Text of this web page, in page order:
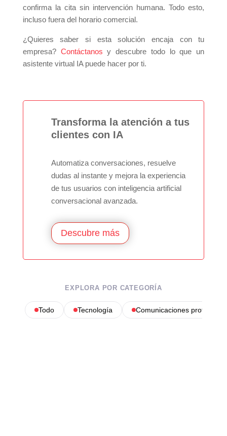
confirma la cita sin intervención humana. Todo esto,
incluso fuera del horario comercial.
¿Quieres saber si esta solución encaja con tu
empresa?Contáctanos y descubre todo lo que un
asistente virtual IA puede hacer por ti.
Transforma la atención a tus
clientes con IA
Automatiza conversaciones, resuelve
dudas al instante y mejora la experiencia
de tus usuarios con inteligencia artificial
conversacional avanzada.
Descubre más
EXPLORA POR CATEGORÍA
Todo Tecnología Comunicaciones